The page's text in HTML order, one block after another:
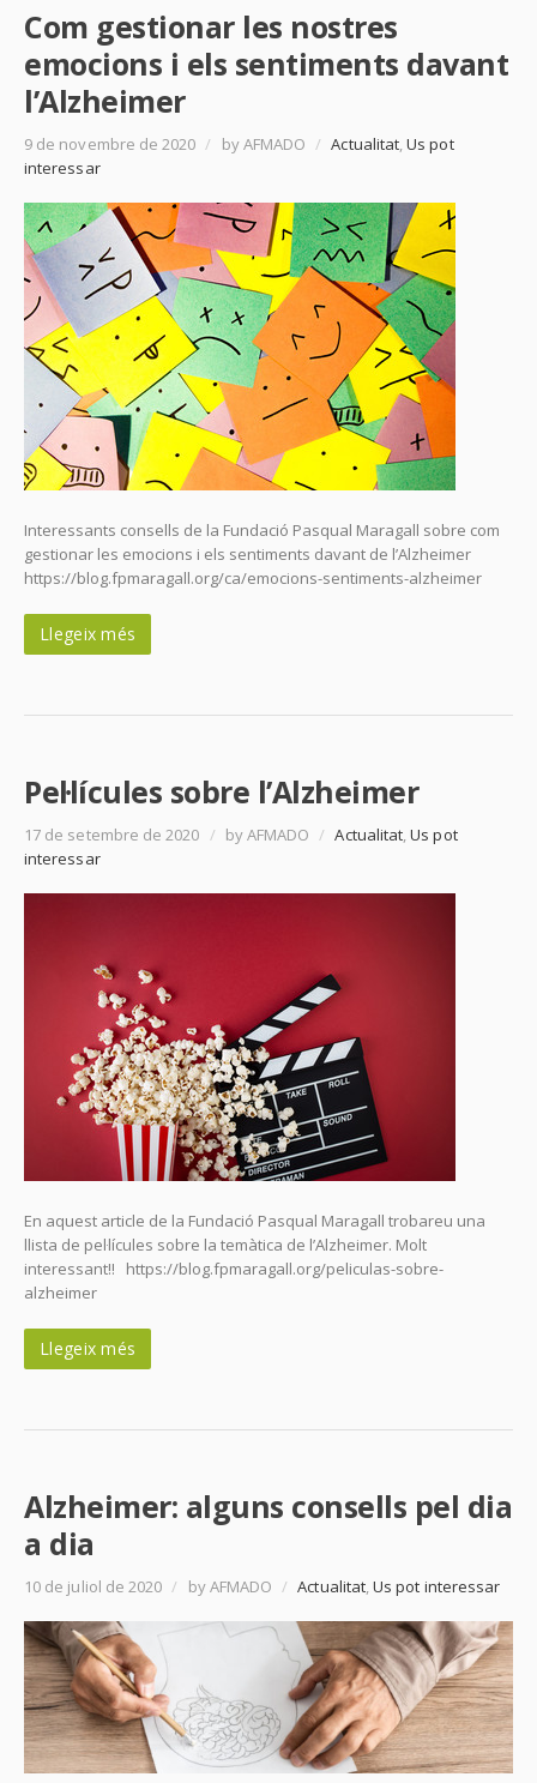
Com gestionar les nostres
emocions i els sentiments davant
l’Alzheimer
9 de novembre de 2020 / by AFMADO / Actualitat,Us pot
interessar
Interessants consells de la Fundació Pasqual Maragall sobre com
gestionar les emocions i els sentiments davant de l’Alzheimer
https://blog.fpmaragall.org/ca/emocions-sentiments-alzheimer
Llegeix més
Pel·lícules sobre l’Alzheimer
17 de setembre de 2020 / by AFMADO / Actualitat,Us pot
interessar
En aquest article de la Fundació Pasqual Maragall trobareu una
llista de pel·lícules sobre la temàtica de l’Alzheimer. Molt
interessant!! https://blog.fpmaragall.org/peliculas-sobre-
alzheimer
Llegeix més
Alzheimer: alguns consells pel dia
a dia
10 de juliol de 2020 / by AFMADO / Actualitat,Us pot interessar